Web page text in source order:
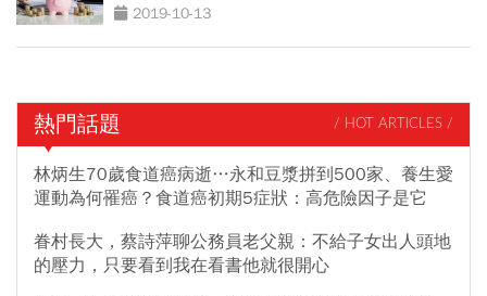
2019-10-13
熱門話題 / HOT ARTICLES /
林炳生70歲食道癌病逝…永和豆漿拼到500家、養生愛
運動為何罹癌？食道癌初期5症狀：高危險因子是它
眷村長大，蔡詩萍聊公務員老父親：不給子女出人頭地
的壓力，只要看到我在看書他就很開心